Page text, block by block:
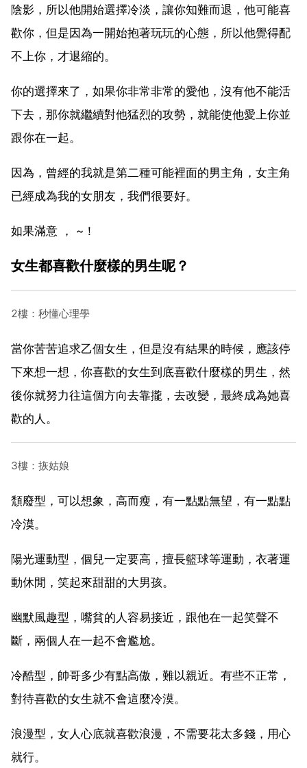
陰影，所以他開始選擇冷淡，讓你知難而退，他可能喜
歡你，但是因為一開始抱著玩玩的心態，所以他覺得配
不上你，才退縮的。
你的選擇來了，如果你非常非常的愛他，沒有他不能活
下去，那你就繼續對他猛烈的攻勢，就能使他愛上你並
跟你在一起。
因為，曾經的我就是第二種可能裡面的男主角，女主角
已經成為我的女朋友，我們很要好。
如果滿意 ， ~！
女生都喜歡什麼樣的男生呢？
2樓：秒懂心理學
當你苦苦追求乙個女生，但是沒有結果的時候，應該停
下來想一想，你喜歡的女生到底喜歡什麼樣的男生，然
後你就努力往這個方向去靠攏，去改變，最終成為她喜
歡的人。
3樓：拻姑娘
頹廢型，可以想象，高而瘦，有一點點無望，有一點點
冷漠。
陽光運動型，個兒一定要高，擅長籃球等運動，衣著運
動休閒，笑起來甜甜的大男孩。
幽默風趣型，嘴貧的人容易接近，跟他在一起笑聲不
斷，兩個人在一起不會尷尬。
冷酷型，帥哥多少有點高傲，難以親近。有些不正常，
對待喜歡的女生就不會這麼冷漠。
浪漫型，女人心底就喜歡浪漫，不需要花太多錢，用心
就行。